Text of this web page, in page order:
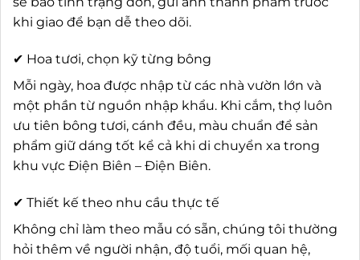
khi giao để bạn dễ theo dõi.
✔ Hoa tươi, chọn kỹ từng bông
Mỗi ngày, hoa được nhập từ các nhà vườn lớn và
một phần từ nguồn nhập khẩu. Khi cắm, thợ luôn
ưu tiên bông tươi, cánh đều, màu chuẩn để sản
phẩm giữ dáng tốt kể cả khi di chuyển xa trong
khu vực Điện Biên – Điện Biên.
✔ Thiết kế theo nhu cầu thực tế
Không chỉ làm theo mẫu có sẵn, chúng tôi thường
hỏi thêm về người nhận, độ tuổi, mối quan hệ,